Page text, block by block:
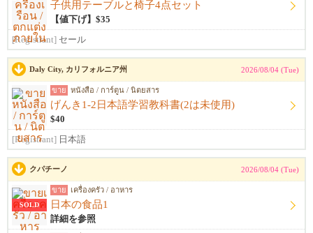
子供用テーブルと椅子4点セット
【値下げ】$35
[Registrant] セール
Daly City, カリフォルニア州 2026/08/04 (Tue)
ขาย หนังสือ / การ์ตูน / นิตยสาร
げんき1-2日本語学習教科書(2は未使用)
$40
[Registrant] 日本語
クパチーノ 2026/08/04 (Tue)
SOLD
ขาย เครื่องครัว / อาหาร
日本の食品1
詳細を参照